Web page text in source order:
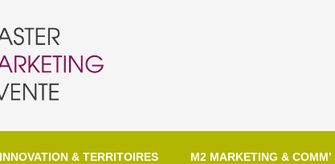
& TERRITOIRES M2 MARKETING & COMM’